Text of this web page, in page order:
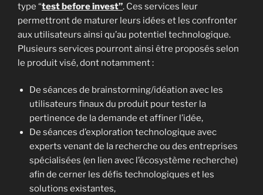
type “test before invest”. Ces services leur
permettront de maturer leurs idées et les confronter
aux utilisateurs ainsi qu’au potentiel technologique.
Plusieurs services pourront ainsi être proposés selon
le produit visé, dont notamment :
De séances de brainstorming/idéation avec les
utilisateurs finaux du produit pour tester la
pertinence de la demande et affiner l’idée,
De séances d’exploration technologique avec
experts venant de la recherche ou des entreprises
spécialisées (en lien avec l’écosystème recherche)
afin de cerner les défis technologiques et les
solutions existantes,